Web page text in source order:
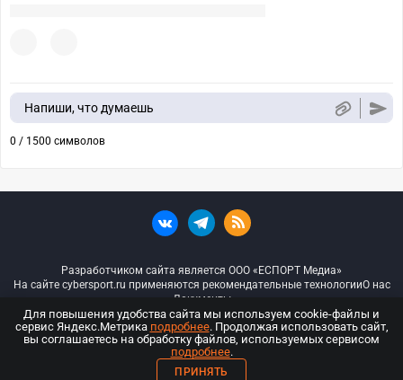
Напиши, что думаешь
0 / 1500 символов
Разработчиком сайта является ООО «ЕСПОРТ Медиа»
На сайте cybersport.ru применяются рекомендательные технологииО нас
Документы
© ООО «Киберспорт.ру» — Все права защищены
18+
Для повышения удобства сайта мы используем cookie-файлы и
сервис Яндекс.Метрика подробнее. Продолжая использовать сайт,
вы соглашаетесь на обработку файлов, используемых сервисом
подробнее.
ПРИНЯТЬ